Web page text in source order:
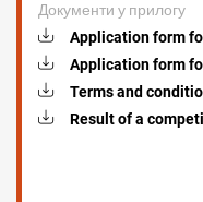
Документи у прилогу
Application form
Application form
Terms and
Result of a